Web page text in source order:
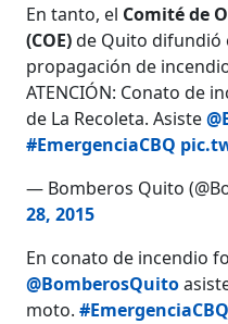
En tanto, el Comité de
(COE)de Quito difundió
propagación de
ATENCIÓN: Conato de
de La Recoleta. Asiste
#EmergenciaCBQ
— Bomberos Quito
28, 2015
En conato de incendio
@BomberosQuito
moto.#EmergenciaCBQ